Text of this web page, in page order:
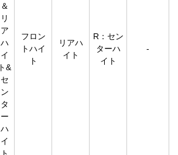
＆
リ
ア
ハ
イ
ト&
セ
ン
タ
ー
ハ
イ
フロン
トハイ
ト
リアハ
イト
R：セン
ターハ
イト
-